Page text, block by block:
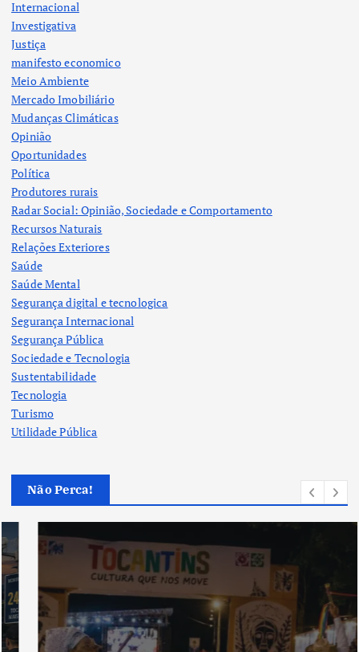
Internacional
Investigativa
Justiça
manifesto economico
Meio Ambiente
Mercado Imobiliário
Mudanças Climáticas
Opinião
Oportunidades
Política
Produtores rurais
Radar Social: Opinião, Sociedade e Comportamento
Recursos Naturais
Relações Exteriores
Saúde
Saúde Mental
Segurança digital e tecnologica
Segurança Internacional
Segurança Pública
Sociedade e Tecnologia
Sustentabilidade
Tecnologia
Turismo
Utilidade Pública
Não Perca!